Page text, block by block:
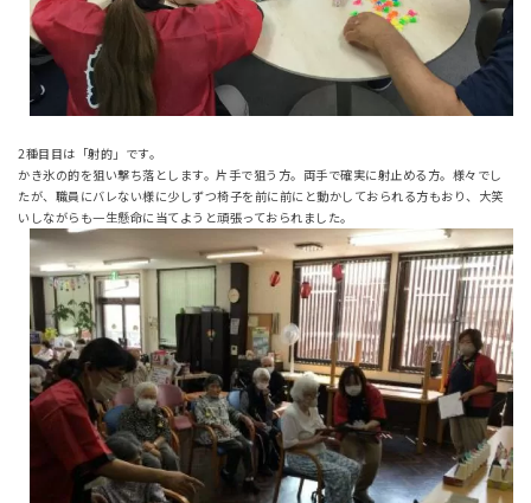
2種目目は「射的」です。
かき氷の的を狙い撃ち落とします。片手で狙う方。両手で確実に射止める方。様々でし
たが、職員にバレない様に少しずつ椅子を前に前にと動かしておられる方もおり、大笑
いしながらも一生懸命に当てようと頑張っておられました。